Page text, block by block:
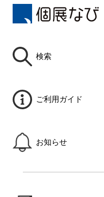
検索
ご利用ガイド
お知らせ